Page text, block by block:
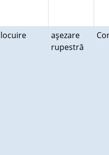
locuire
aşezare
rupestră